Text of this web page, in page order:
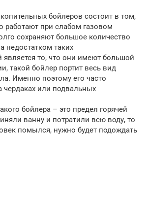
бойлеров состоит в том,
работают при слабом газовом
сохраняют большое количество
недостатком таких
является то, что они имеют большой
такой бойлер портит весь вид
Именно поэтому его часто
чердаках или подвальных
бойлера – это предел горячей
ванну и потратили всю воду, то
помылся, нужно будет подождать